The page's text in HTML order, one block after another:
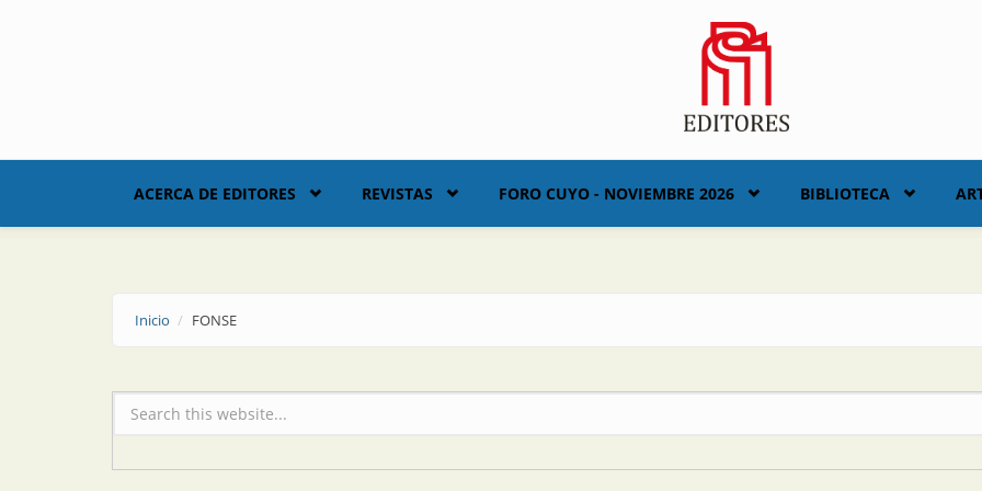
ACERCA DE EDITORES REVISTAS FORO CUYO - NOVIEMBRE 2026 BIBLIOTECA
Inicio FONSE
Formulario de búsqueda